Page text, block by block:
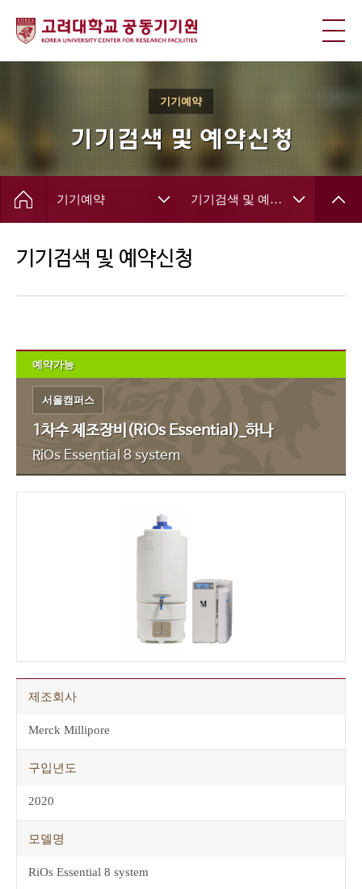
기기예약
기기검색 및 예약신청
기기예약 기기검색 및 예약신청
기기검색 및 예약신청
예약가능
서울캠퍼스
1차수 제조장비(RiOs Essential)_하나
RiOs Essential 8 system
NO IMAGE
제조회사
Merck Millipore
구입년도
2020
모델명
RiOs Essential 8 system